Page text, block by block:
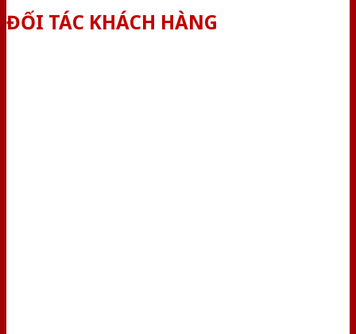
ĐỐI TÁC KHÁCH HÀNG